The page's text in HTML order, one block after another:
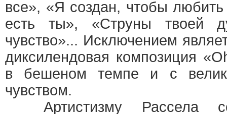
все», «Я создан, чтобы
есть ты», «Струны твоей
чувство»... Исключением
диксилендовая композиция
в бешеном темпе и с
чувством.
Артистизму Рассела